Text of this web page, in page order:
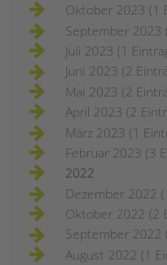
Oktober 2023 (1
September 2023
Juli 2023 (1
Juni 2023 (2
Mai 2023 (2
April 2023 (2
März 2023 (1
Februar 2023 (3
2022
Dezember 2022
Oktober 2022 (2
September 2022
August 2022 (1